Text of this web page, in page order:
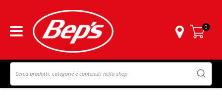
Carrello
0